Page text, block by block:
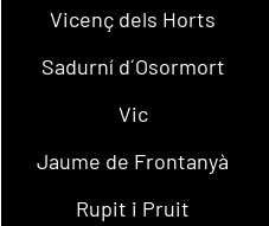
Vicenç dels Horts
Sadurní d´Osormort
Vic
Jaume de Frontanyà
Rupit i Pruit